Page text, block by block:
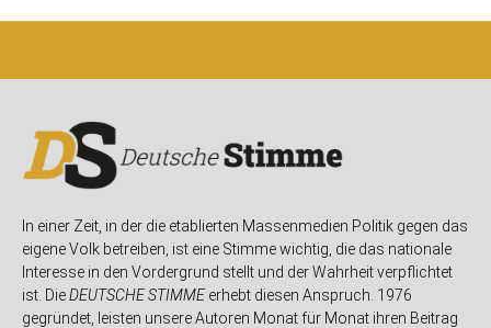
In einer Zeit, in der die etablierten Massenmedien Politik gegen das
eigene Volk betreiben, ist eine Stimme wichtig, die das nationale
Interesse in den Vordergrund stellt und der Wahrheit verpflichtet
ist. DieDEUTSCHE STIMMEerhebt diesen Anspruch. 1976
gegründet, leisten unsere Autoren Monat für Monat ihren Beitrag